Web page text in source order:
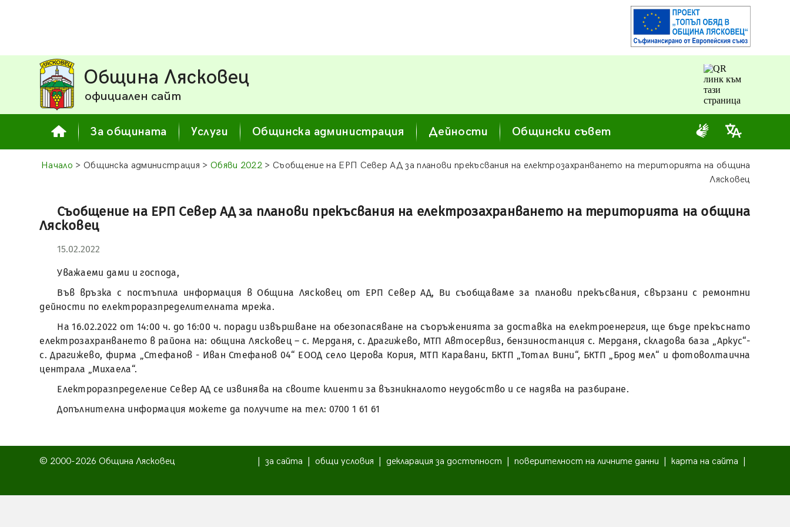
Община Лясковец
официален сайт
За общината Услуги Общинска администрация Дейности Общински съвет
Начало > Общинска администрация > Обяви 2022 > Съобщение на ЕРП Север АД за планови прекъсвания на електрозахранването на територията на община
Лясковец
Съобщение на ЕРП Север АД за планови прекъсвания на електрозахранването на територията на община
Лясковец
15.02.2022
Уважаеми дами и господа,
Във връзка с постъпила информация в Община Лясковец от ЕРП Север АД, Ви съобщаваме за планови прекъсвания, свързани с ремонтни
дейности по електроразпределителната мрежа.
На 16.02.2022 от 14:00 ч. до 16:00 ч. поради извършване на обезопасяване на съоръженията за доставка на електроенергия, ще бъде прекъснато
електрозахранването в района на: община Лясковец – с. Мерданя, с. Драгижево, МТП Автосервиз, бензиностанция с. Мерданя, складова база „Аркус“-
с. Драгижево, фирма „Стефанов - Иван Стефанов 04“ ЕООД село Церова Кория, МТП Каравани, БКТП „Тотал Вини“, БКТП „Брод мел“ и фотоволтаична
централа „Михаела“.
Електроразпределение Север АД се извинява на своите клиенти за възникналото неудобство и се надява на разбиране.
Допълнителна информация можете да получите на тел: 0700 1 61 61
© 2000-2026 Община Лясковец за сайта общи условия декларация за достъпност поверителност на личните данни карта на сайта